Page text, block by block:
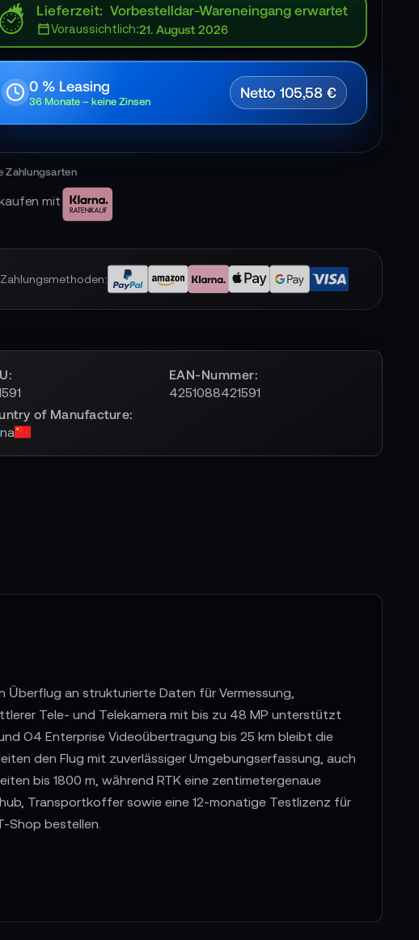
Lieferzeit Vorbestelldar-Wareneingang erwartet
Voraussichtlich:21. August 2026
0 % Leasing
36 Monate – keine Zinsen Netto 105,58 €
mit
Zahlungsmethoden:
EAN-Nummer
4251088421591
of Manufacture
Überflug an strukturierte Daten für Vermessung,
Tele- und Telekamera mit bis zu 48 MP unterstützt
O4 Enterprise Videoübertragung bis 25 km bleibt die
den Flug mit zuverlässiger Umgebungserfassung, auch
bis 1800 m, während RTK eine zentimetergenaue
Transportkoffer sowie eine 12-monatige Testlizenz für
Shop bestellen.